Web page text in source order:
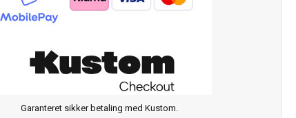
Garanteret sikker betaling med Kustom.